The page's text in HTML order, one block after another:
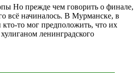
Но прежде чем говорить о финале,
всё начиналось. В Мурманске, в
кто-то мог предположить, что их
ленинградского